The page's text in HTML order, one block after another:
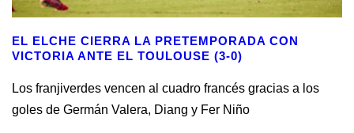
EL ELCHE CIERRA LA PRETEMPORADA CON
VICTORIA ANTE EL TOULOUSE (3-0)
Los franjiverdes vencen al cuadro francés gracias a los
goles de Germán Valera, Diang y Fer Niño